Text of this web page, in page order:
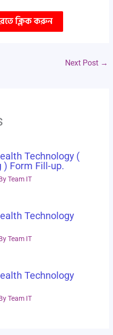
ক্লিক করুন
Next Post →
Technology (
) Form Fill-up.
Team IT
Technology
Team IT
Technology
Team IT